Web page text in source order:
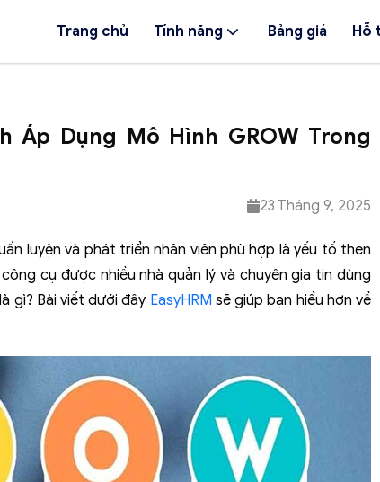
Trang chủ Tính năng Bảng giá Hỗ
Áp Dụng Mô Hình GROW Trong
23 Tháng 9, 2025
luyện và phát triển nhân viên phù hợp là yếu tố then
cụ được nhiều nhà quản lý và chuyên gia tin dùng
gì? Bài viết dưới đây EasyHRM sẽ giúp bạn hiểu hơn về